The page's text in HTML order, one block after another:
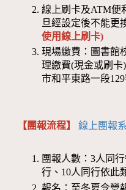
線上刷卡及ATM便
旦經設定後不能更
使用線上刷卡)
現場繳費：圖書館
理繳費(現金或刷卡
市和平東路一段129
【團報流程】線上團報
團報人數：3人同
行、10人同行依此
報名：至冬夏令營